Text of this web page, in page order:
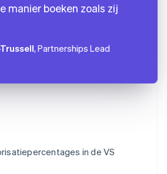
in de VS
manier boeken zoals zij
, Partnerships Lead